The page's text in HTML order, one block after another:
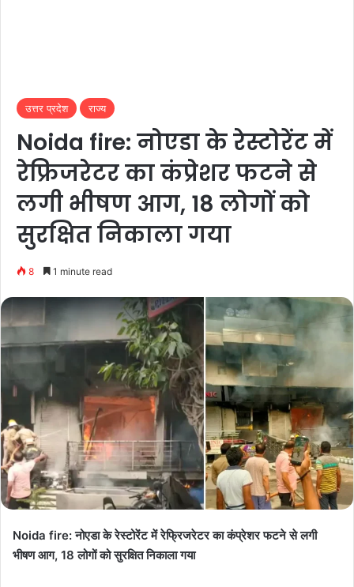
उत्तर प्रदेश राज्य
Noida fire: नोएडा के रेस्टोरेंट में
रेफ्रिजरेटर का कंप्रेशर फटने से
लगी भीषण आग, 18 लोगों को
सुरक्षित निकाला गया
8 1 minute read
Noida fire: नोएडा के रेस्टोरेंट में रेफ्रिजरेटर का कंप्रेशर फटने से लगी
भीषण आग, 18 लोगों को सुरक्षित निकाला गया